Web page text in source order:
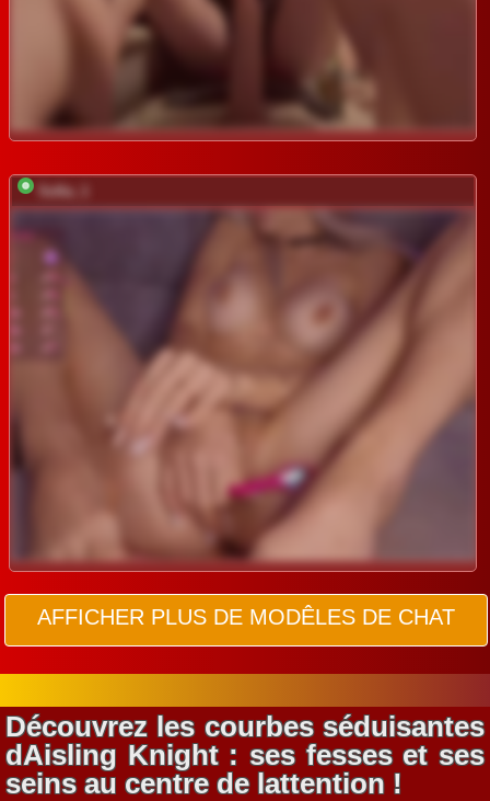
Sofia_1
AFFICHER PLUS DE MODÊLES DE CHAT
Découvrez les courbes séduisantes
dAisling Knight : ses fesses et ses
seins au centre de lattention !